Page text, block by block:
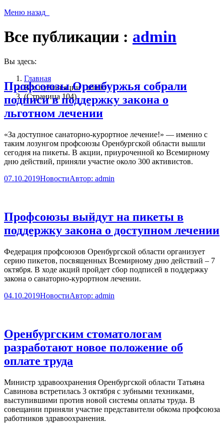
Меню назад
Все публикации : admin
Вы здесь:
Главная
Все публикации : admin
(Страница 104)
Профсоюзы Оренбуржья собрали
подписи в поддержку закона о
льготном лечении
«За доступное санаторно-курортное лечение!» — именно с
таким лозунгом профсоюзы Оренбургской области вышли
сегодня на пикеты. В акции, приуроченной ко Всемирному
дню действий, приняли участие около 300 активистов.
07.10.2019НовостиАвтор: admin
Профсоюзы выйдут на пикеты в
поддержку закона о доступном лечении
Федерация профсоюзов Оренбургской области организует
серию пикетов, посвященных Всемирному дню действий – 7
октября. В ходе акций пройдет сбор подписей в поддержку
закона о санаторно-курортном лечении.
04.10.2019НовостиАвтор: admin
Оренбургским стоматологам
разработают новое положение об
оплате труда
Министр здравоохранения Оренбургской области Татьяна
Савинова встретилась 3 октября с зубными техниками,
выступившими против новой системы оплаты труда. В
совещании приняли участие представители обкома профсоюза
работников здравоохранения.